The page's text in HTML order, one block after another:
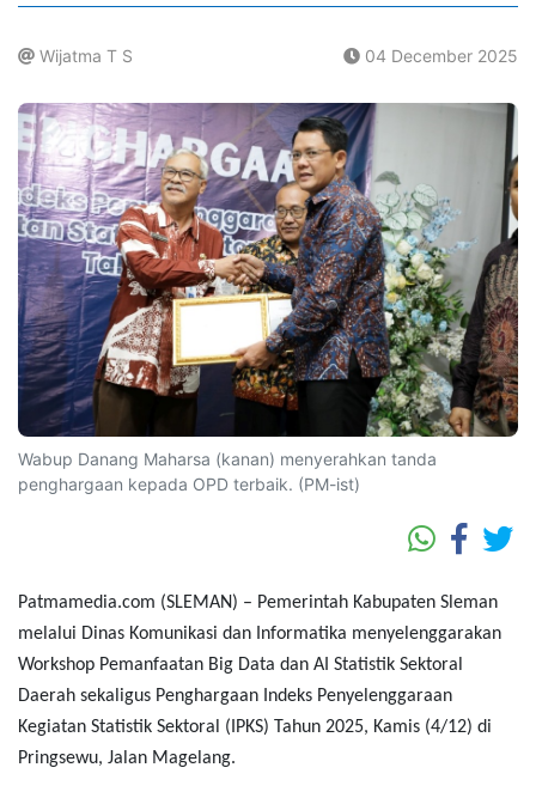
Wijatma T S 04 December 2025
Wabup Danang Maharsa (kanan) menyerahkan tanda
penghargaan kepada OPD terbaik. (PM-ist)
Patmamedia.com (SLEMAN) – Pemerintah Kabupaten Sleman
melalui Dinas Komunikasi dan Informatika menyelenggarakan
Workshop Pemanfaatan Big Data dan AI Statistik Sektoral
Daerah sekaligus Penghargaan Indeks Penyelenggaraan
Kegiatan Statistik Sektoral (IPKS) Tahun 2025, Kamis (4/12) di
Pringsewu, Jalan Magelang.